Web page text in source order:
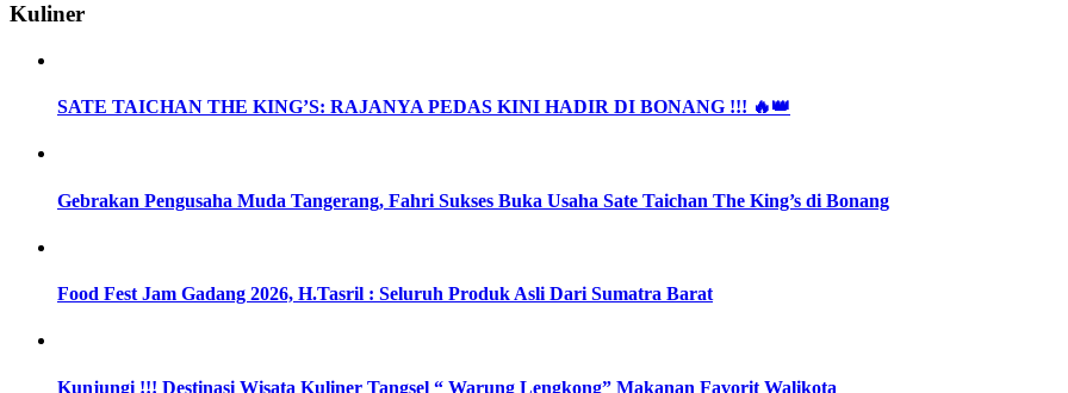
Kuliner
SATE TAICHAN THE KING’S: RAJANYA PEDAS KINI HADIR DI BONANG !!! 🔥👑
Gebrakan Pengusaha Muda Tangerang, Fahri Sukses Buka Usaha Sate Taichan The King’s di Bonang
Food Fest Jam Gadang 2026, H.Tasril : Seluruh Produk Asli Dari Sumatra Barat
Kunjungi !!! Destinasi Wisata Kuliner Tangsel “ Warung Lengkong” Makanan Favorit Walikota